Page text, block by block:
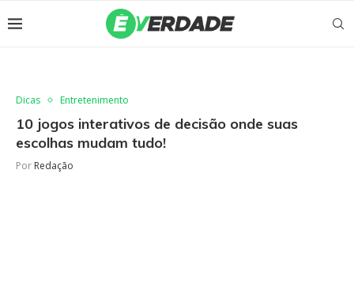
Dicas Entretenimento
10 jogos interativos de decisão onde suas
escolhas mudam tudo!
Por Redação